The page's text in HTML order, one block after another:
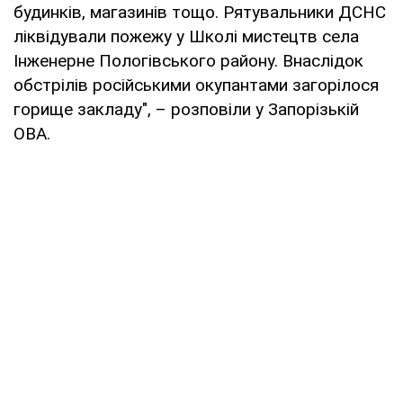
будинків, магазинів тощо. Рятувальники ДСНС
ліквідували пожежу у Школі мистецтв села
Інженерне Пологівського району. Внаслідок
обстрілів російськими окупантами загорілося
горище закладу", – розповіли у Запорізькій
ОВА.